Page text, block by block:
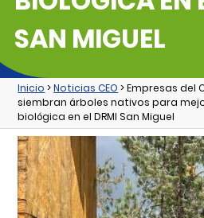
SAN MIGUEL
Inicio >Noticias CEO > Empresas del
siembran árboles nativos para
biológica en el DRMI San Miguel